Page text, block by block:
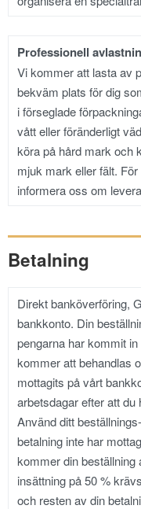
Professionell
Vi kommer att lasta av
bekväm plats för dig
i förseglade
vått eller föränderligt
köra på hård mark och
mjuk mark eller fält.
informera oss om
Betalning
Direkt banköverföring,
bankkonto. Din
pengarna har kommit
kommer att behandlas
mottagits på vårt
arbetsdagar efter att du
Använd ditt
betalning inte har
kommer din beställning
insättning på 50 %
och resten av din